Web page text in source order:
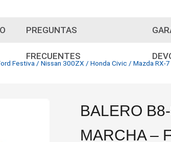
PREGUNTAS
FRECUENTES
Festiva / Nissan 300ZX / Honda Civic / Mazda RX-
BALERO
MARCHA –